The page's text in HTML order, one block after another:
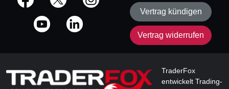
Vertrag kündigen
Vertrag widerrufen
TraderFox
entwickelt Trading-